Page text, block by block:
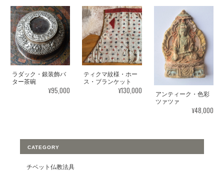
ラダック・銀装飾バ
ター茶碗
¥95,000
ティクマ紋様・ホー
ス・ブランケット
¥130,000
アンティーク・色彩
ツァツァ
¥48,000
CATEGORY
チベット仏教法具